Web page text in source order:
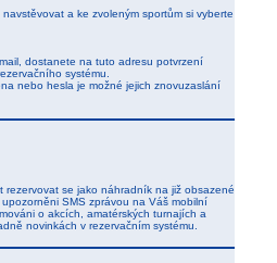
a ke zvoleným sportům si vyberte
dostanete na tuto adresu potvrzení
systému.
nebo hesla je možné jejich znovuzaslání
rezervovat se jako náhradník na již obsazené
SMS zprávou na Váš mobilní
o akcích, amatérských turnajích a
novinkách v rezervačním systému.